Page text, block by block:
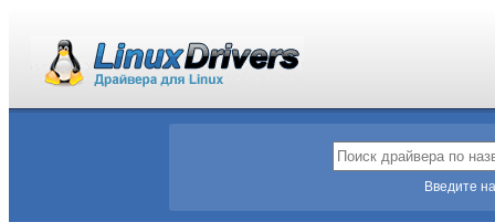
Введите